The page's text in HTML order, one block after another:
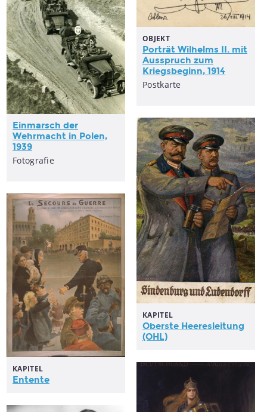
OBJEKT
Porträt Wilhelms II. mit
Ausspruch zum
Kriegsbeginn, 1914
Postkarte
Einmarsch der
Wehrmacht in Polen,
1939
Fotografie
KAPITEL
Oberste Heeresleitung
(OHL)
KAPITEL
Entente